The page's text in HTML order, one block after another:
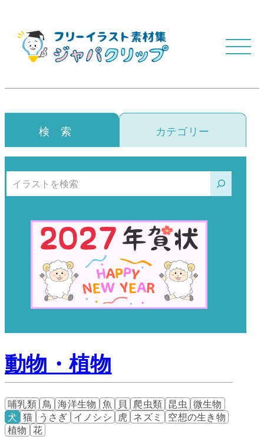
検 索 カテゴリー
検索
動物・植物
哺乳類 鳥 海洋生物 魚 貝 爬虫類 昆虫 微生物
犬 猫 うさぎ イノシシ 虎 ネズミ
空想の生き物
植物 花